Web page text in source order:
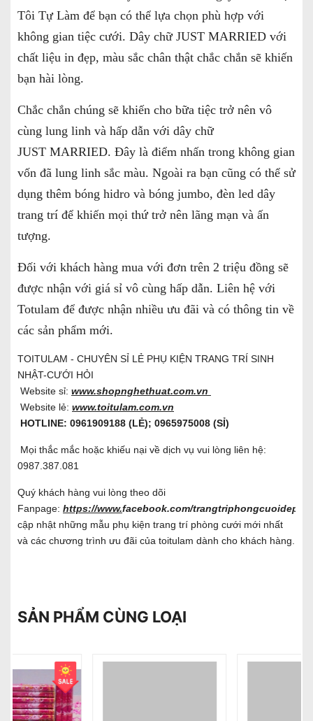
Tôi Tự Làm để bạn có thể lựa chọn phù hợp với
không gian tiệc cưới. Dây chữ JUST MARRIED với
chất liệu in đẹp, màu sắc chân thật chắc chắn sẽ khiến
bạn hài lòng.
Chắc chắn chúng sẽ khiến cho bữa tiệc trở nên vô
cùng lung linh và hấp dẫn với dây chữ
JUST MARRIED. Đây là điểm nhấn trong không gian
vốn đã lung linh sắc màu. Ngoài ra bạn cũng có thể sử
dụng thêm bóng hidro và bóng jumbo, đèn led dây
trang trí để khiến mọi thứ trở nên lãng mạn và ấn
tượng.
Đối với khách hàng mua với đơn trên 2 triệu đồng sẽ
được nhận với giá sỉ vô cùng hấp dẫn. Liên hệ với
Totulam để được nhận nhiều ưu đãi và có thông tin về
các sản phẩm mới.
TOITULAM - CHUYÊN SỈ LẺ PHỤ KIỆN TRANG TRÍ SINH
NHẬT-CƯỚI HỎI
Website sỉ: www.shopnghethuat.com.vn
Website lẻ: www.toitulam.com.vn
HOTLINE: 0961909188 (LẺ); 0965975008 (SỈ)
Mọi thắc mắc hoặc khiếu nại về dịch vụ vui lòng liên hệ:
0987.387.081
Quý khách hàng vui lòng theo dõi
Fanpage: https://www.facebook.com/trangtriphongcuoidep/
cập nhật những mẫu phụ kiện trang trí phòng cưới mới nhất
và các chương trình ưu đãi của toitulam dành cho khách hàng.
SẢN PHẨM CÙNG LOẠI